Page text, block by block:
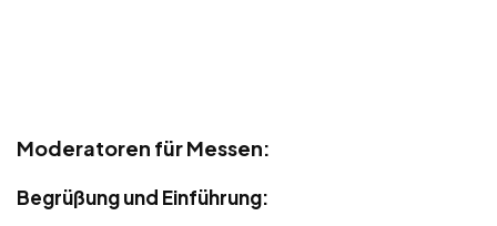
Moderatoren für Messen:
Begrüßung und Einführung: